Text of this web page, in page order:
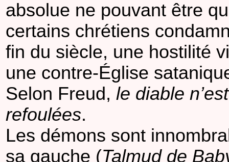
absolue ne pouvant être
certains chrétiens
fin du siècle, une hostilité
une contre-Église
Selon Freud, le diable
refoulées.
Les démons sont
sa gauche (Talmud de